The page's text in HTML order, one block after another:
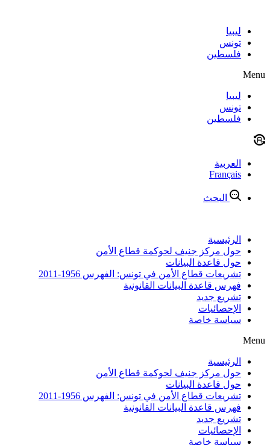
contentليبيا
تونس
فلسطين
Menu
ليبيا
تونس
فلسطين
العربية
Français
البحث
الرئيسية
حول مركز جنيف لحوكمة قطاع الأمن
حول قاعدة البيانات
تشريعات قطاع الأمن في تونس: الفهرس 1956-2011
فهرس قاعدة البيانات القانونية
تشريع جديد
الإحصائيات
سياسة خاصة
Menu
الرئيسية
حول مركز جنيف لحوكمة قطاع الأمن
حول قاعدة البيانات
تشريعات قطاع الأمن في تونس: الفهرس 1956-2011
فهرس قاعدة البيانات القانونية
تشريع جديد
الإحصائيات
سياسة خاصة